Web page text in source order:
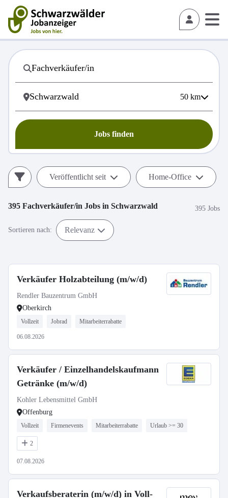
50 km
Jobs finden
Veröffentlicht seit Home-Office
395 Fachverkäufer/in Jobs in Schwarzwald 395 Jobs
Sortieren nach: Relevanz
Verkäufer Holzabteilung (m/w/d)
Rendler Bauzentrum GmbH
Oberkirch
Vollzeit Jobrad Mitarbeiterrabatte
06.08.2026
Verkäufer / Einzelhandelskaufmann
Getränke (m/w/d)
Kohler Lebensmittel GmbH
Offenburg
Vollzeit Firmenevents Mitarbeiterrabatte Urlaub >= 30
2
07.08.2026
Verkaufsberaterin (m/w/d) in Voll-